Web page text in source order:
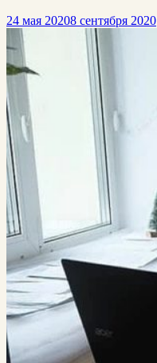
24 мая 20208 сентября 2020